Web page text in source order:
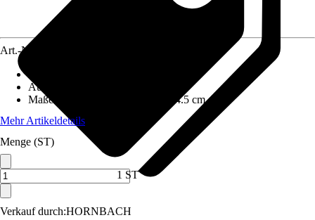
Verkauf durch:HORNBACH
Art.-Nr.
Ausführung
Maße (BxHxT)
5 cm x 8 cm x 24.5 cm
Mehr Artikeldetails
Menge (ST)
1 ST